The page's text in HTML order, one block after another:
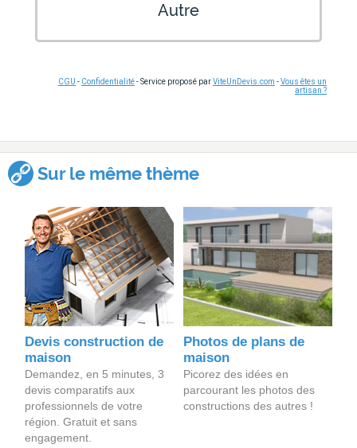
Autre
CGU - Confidentialité- Service proposé parViteUnDevis.com -Vous êtes un
artisan ?
Sur le même thème
Devis construction de
maison
Demandez, en 5 minutes, 3
devis comparatifs aux
professionnels de votre
région. Gratuit et sans
engagement.
Photos de plans de
maison
Picorez des idées en
parcourant les photos des
constructions des autres !